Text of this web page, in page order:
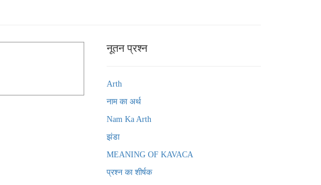
नूतन प्रश्न
Arth
नाम का अर्थ
Nam Ka Arth
झंडा
MEANING OF KAVACA
प्रश्न का शीर्षक